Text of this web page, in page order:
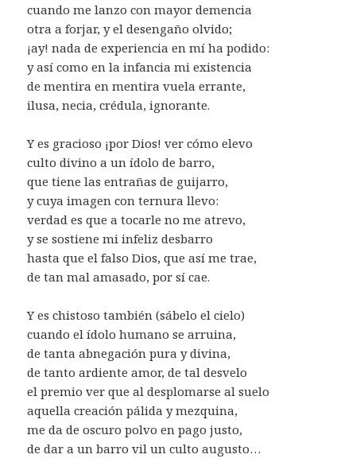
cuando me lanzo con mayor demencia
otra a forjar, y el desengaño olvido;
¡ay! nada de experiencia en mí ha podido:
y así como en la infancia mi existencia
de mentira en mentira vuela errante,
ilusa, necia, crédula, ignorante.
Y es gracioso ¡por Dios! ver cómo elevo
culto divino a un ídolo de barro,
que tiene las entrañas de guijarro,
y cuya imagen con ternura llevo:
verdad es que a tocarle no me atrevo,
y se sostiene mi infeliz desbarro
hasta que el falso Dios, que así me trae,
de tan mal amasado, por sí cae.
Y es chistoso también (sábelo el cielo)
cuando el ídolo humano se arruina,
de tanta abnegación pura y divina,
de tanto ardiente amor, de tal desvelo
el premio ver que al desplomarse al suelo
aquella creación pálida y mezquina,
me da de oscuro polvo en pago justo,
de dar a un barro vil un culto augusto…